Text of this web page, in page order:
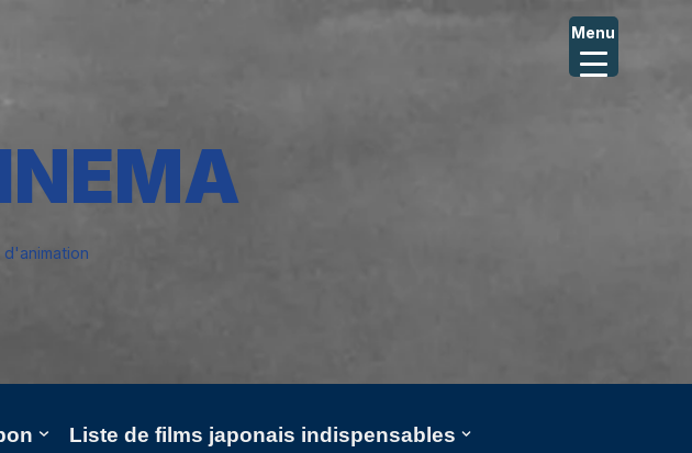
d'animation
Liste de films japonais indispensables
Menu